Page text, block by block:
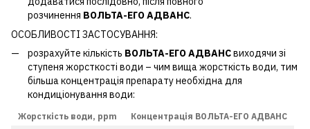
розчинення ВОЛЬТА-ЕГО АДВАНС.
ОСОБЛИВОСТІ ЗАСТОСУВАННЯ:
розрахуйте кількість ВОЛЬТА-ЕГО АДВАНСвиходячи зі
ступеня жорсткості води – чим вища жорсткість води, тим
більша концентрація препарату необхідна для
кондиціонування води:
Жорсткість води, ppm Концентрація ВОЛЬТА-ЕГО АДВАНС